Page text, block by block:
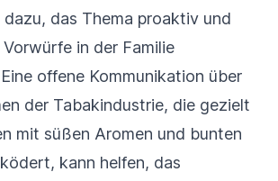
das Thema proaktiv und
in der Familie
offene Kommunikation über
der Tabakindustrie, die gezielt
mit süßen Aromen und bunten
kann helfen, das